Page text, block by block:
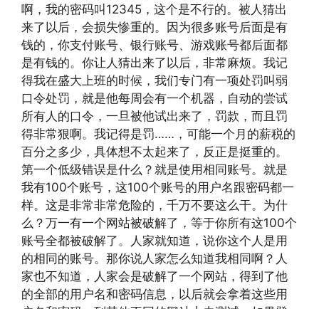
啊，我的密码叫12345，这个是不行的。被人猜出
来了以后，会损失惨重的。因为很多账号后面是有
钱的，你支付账号、银行账号、游戏账号都后面都
是有钱的。你让人猜出来了以后，非常麻烦。我记
得我在盛大上班的时候，我们专门有一项处罚叫弱
口令处罚，就是他每周会有一个机器，自动的尝试
所有人的口令，一旦被他试出来了，罚款，而且罚
得非常狠啊。我记得是罚……，可能一个月的薪税的
百分之多少，具体想不太起来了，反正是挺重的。
第一个低级错误是什么？就是使用相同账号。就是
我有100个账号，这100个账号的用户名跟密码都一
样。这是非常非常危险的，千万不要这么干。为什
么？万一有一个网站被破解了，等于你所有这100个
账号全都被破解了。人家就知道，说你这个人是用
的相同的账号。那你说人家怎么知道我相同啊？人
家也不知道，人家会是破解了一个网站，得到了他
的全部的用户名和密码信息，以后就会拿着这些用